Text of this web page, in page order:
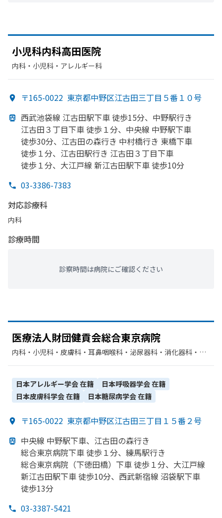
小児科内科高田医院
内科・​小児科・​アレルギー科
〒165-0022 東京都中野区江古田三丁目５番１０号
西武池袋線 江古田駅下車 徒歩15分、 中野駅行き
江古田３丁目下車 徒歩１分、 中央線 中野駅下車
徒歩30分、 江古田の森行き 中村橋行き 東橋下車
徒歩１分、 江古田駅行き 江古田３丁目下車
徒歩１分、 大江戸線 新江古田駅下車 徒歩10分
03-3386-7383
対応診療科
内科
診療時間
診察時間は病院にご確認ください
医療法人財団健貢会総合東京病院
内科・​小児科・​皮膚科・​耳鼻咽喉科・​泌尿器科・​消化器科・​呼
形成外科・​神経内科・​美容外科・​心臓血管外科・​歯科口腔外
科・​呼吸器外科・​循環器科・​糖尿病内科・​血液内科・​救急科・​
産婦人科
日本アレルギー学会在籍 日本呼吸器学会在籍
日本皮膚科学会在籍 日本糖尿病学会在籍
〒165-0022 東京都中野区江古田三丁目１５番２号
中央線 中野駅下車、 江古田の森行き
総合東京病院下車 徒歩１分、 練馬駅行き
総合東京病院 （下徳田橋） 下車 徒歩１分、 大江戸線
新江古田駅下車 徒歩10分、 西武新宿線 沼袋駅下車
徒歩13分
03-3387-5421